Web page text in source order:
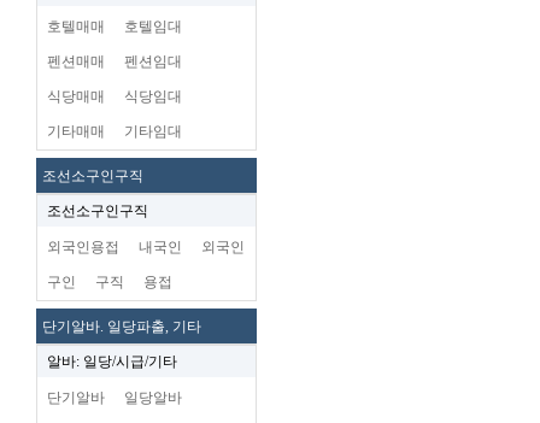
호텔매매 호텔임대
펜션매매 펜션임대
식당매매 식당임대
기타매매 기타임대
조선소구인구직
조선소구인구직
외국인용접 내국인 외국인
구인 구직 용접
단기알바. 일당파출, 기타
알바: 일당/시급/기타
단기알바 일당알바